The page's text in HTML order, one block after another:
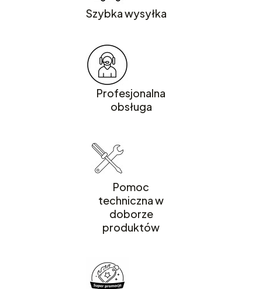
Szybka wysyłka
Profesjonalna
obsługa
Pomoc
techniczna w
doborze
produktów